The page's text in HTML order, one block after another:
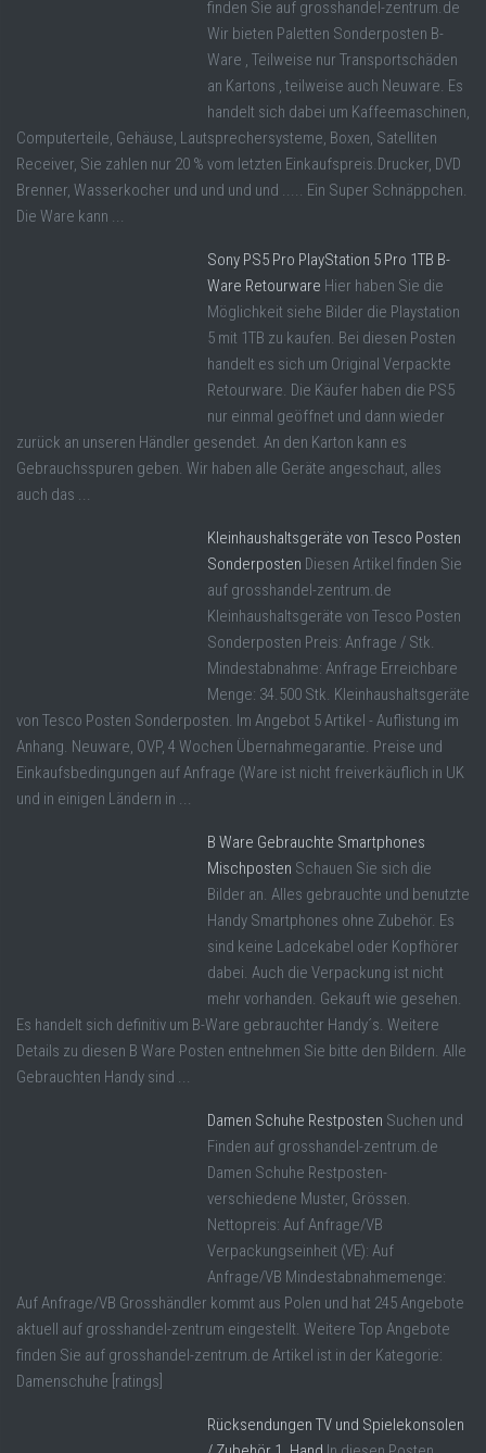
finden Sie auf grosshandel-zentrum.de
Wir bieten Paletten Sonderposten B-
Ware , Teilweise nur Transportschäden
an Kartons , teilweise auch Neuware. Es
handelt sich dabei um Kaffeemaschinen,
Computerteile, Gehäuse, Lautsprechersysteme, Boxen, Satelliten
Receiver, Sie zahlen nur 20 % vom letzten Einkaufspreis.Drucker, DVD
Brenner, Wasserkocher und und und und ..... Ein Super Schnäppchen.
Die Ware kann ...
Sony PS5 Pro PlayStation 5 Pro 1TB B-
Ware Retourware Hier haben Sie die
Möglichkeit siehe Bilder die Playstation
5 mit 1TB zu kaufen. Bei diesen Posten
handelt es sich um Original Verpackte
Retourware. Die Käufer haben die PS5
nur einmal geöffnet und dann wieder
zurück an unseren Händler gesendet. An den Karton kann es
Gebrauchsspuren geben. Wir haben alle Geräte angeschaut, alles
auch das ...
Kleinhaushaltsgeräte von Tesco Posten
Sonderposten Diesen Artikel finden Sie
auf grosshandel-zentrum.de
Kleinhaushaltsgeräte von Tesco Posten
Sonderposten Preis: Anfrage / Stk.
Mindestabnahme: Anfrage Erreichbare
Menge: 34.500 Stk. Kleinhaushaltsgeräte
von Tesco Posten Sonderposten. Im Angebot 5 Artikel - Auflistung im
Anhang. Neuware, OVP, 4 Wochen Übernahmegarantie. Preise und
Einkaufsbedingungen auf Anfrage (Ware ist nicht freiverkäuflich in UK
und in einigen Ländern in ...
B Ware Gebrauchte Smartphones
Mischposten Schauen Sie sich die
Bilder an. Alles gebrauchte und benutzte
Handy Smartphones ohne Zubehör. Es
sind keine Ladcekabel oder Kopfhörer
dabei. Auch die Verpackung ist nicht
mehr vorhanden. Gekauft wie gesehen.
Es handelt sich definitiv um B-Ware gebrauchter Handy´s. Weitere
Details zu diesen B Ware Posten entnehmen Sie bitte den Bildern. Alle
Gebrauchten Handy sind ...
Damen Schuhe Restposten Suchen und
Finden auf grosshandel-zentrum.de
Damen Schuhe Restposten-
verschiedene Muster, Grössen.
Nettopreis: Auf Anfrage/VB
Verpackungseinheit (VE): Auf
Anfrage/VB Mindestabnahmemenge:
Auf Anfrage/VB Grosshändler kommt aus Polen und hat 245 Angebote
aktuell auf grosshandel-zentrum eingestellt. Weitere Top Angebote
finden Sie auf grosshandel-zentrum.de Artikel ist in der Kategorie:
Damenschuhe [ratings]
Rücksendungen TV und Spielekonsolen